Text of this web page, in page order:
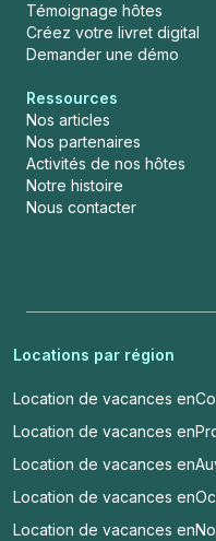
Témoignage hôtes
Créez votre livret digital
Demander une démo
Ressources
Nos articles
Nos partenaires
Activités de nos hôtes
Notre histoire
Nous contacter
Locations par région
Location de vacances en
Location de vacances en
Location de vacances en
Location de vacances en
Location de vacances en